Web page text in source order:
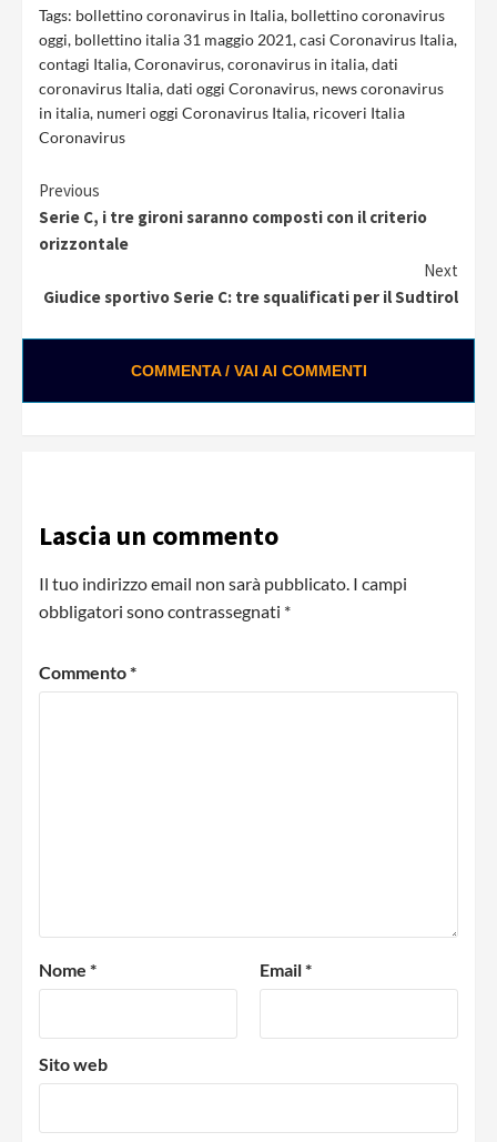
Tags: bollettino coronavirus in Italia, bollettino coronavirus
oggi, bollettino italia 31 maggio 2021,casi Coronavirus Italia,
contagi Italia,Coronavirus,coronavirus in italia,dati
coronavirus Italia,dati oggi Coronavirus, news coronavirus
in italia, numeri oggi Coronavirus Italia, ricoveri Italia
Coronavirus
Continue
Reading
Previous
Serie C, i tre gironi saranno composti con il criterio
orizzontale
Next
Giudice sportivo Serie C: tre squalificati per il Sudtirol
COMMENTA / VAI AI COMMENTI
Lascia un commento
Il tuo indirizzo email non sarà pubblicato. I campi
obbligatori sono contrassegnati *
Commento*
Nome * Email*
Sito web